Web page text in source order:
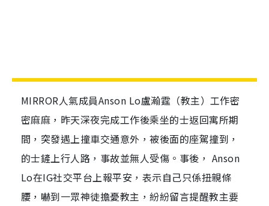
MIRROR人氣成員Anson Lo盧瀚霆（教主）工作密
密麻麻，昨天深夜完成工作後乘坐的士返回寓所期
間，突發遇上撞車交通意外，被後面的座駕撞到，
的士鏟上行人路，事故並無人受傷。事後， Anson
Lo在IG社交平台上報平安，表示自己只係扭親條
腰，嚇到一眾神徒擔憂教主，紛紛留言提醒教主要